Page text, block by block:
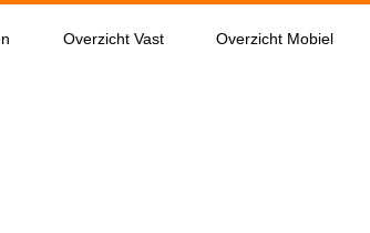
Overzicht Vast Overzicht Mobiel